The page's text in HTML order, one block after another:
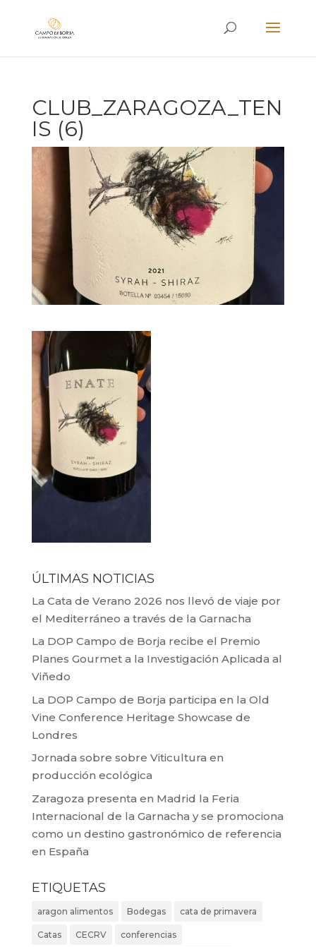
CLUB_ZARAGOZA_TEN
IS (6)
ÚLTIMAS NOTICIAS
La Cata de Verano 2026 nos llevó de viaje por
el Mediterráneo a través de la Garnacha
La DOP Campo de Borja recibe el Premio
Planes Gourmet a la Investigación Aplicada al
Viñedo
La DOP Campo de Borja participa en la Old
Vine Conference Heritage Showcase de
Londres
Jornada sobre sobre Viticultura en
producción ecológica
Zaragoza presenta en Madrid la Feria
Internacional de la Garnacha y se promociona
como un destino gastronómico de referencia
en España
ETIQUETAS
aragon alimentos Bodegas cata de primavera
Catas CECRV conferencias